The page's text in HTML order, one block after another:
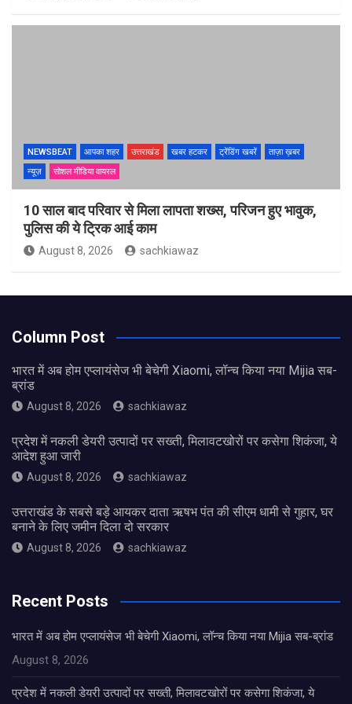
NEWSBEAT आपका शहर उत्तराखंड खबर हटकर ट्रेंडिंग खबरें
ताज़ा ख़बर
न्यूज़
सोशल मीडिया वायरल
10 साल बाद परिवार से मिला लापता शख्स, परिजन हुए भावुक,
पुलिस की ये ट्रिक आई काम
August 8, 2026 sachkiawaz
Column Post
भारत में अब होम एप्लायंसेज भी बेचेगी Xiaomi, लॉन्च किया नया Mijia सब-
ब्रांड
August 8, 2026 sachkiawaz
प्रदेश में नकली डेयरी उत्पादों पर सख्ती, मिलावटखोरों पर कसेगा शिकंजा, ये
आदेश हुआ जारी
August 8, 2026 sachkiawaz
उत्तराखंड के सबसे बड़े आयकर दाता ऋषभ पंत की सीएम धामी से गुहार, घर
बनाने के लिए जमीन दिला दो सरकार
August 8, 2026 sachkiawaz
Recent Posts
भारत में अब होम एप्लायंसेज भी बेचेगी Xiaomi, लॉन्च किया नया Mijia सब-ब्रांड
August 8, 2026
प्रदेश में नकली डेयरी उत्पादों पर सख्ती, मिलावटखोरों पर कसेगा शिकंजा, ये